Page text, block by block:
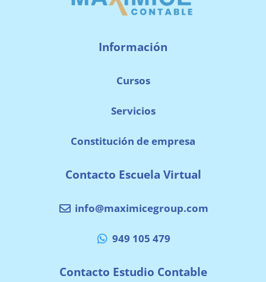
Información
Cursos
Servicios
Constitución de empresa
Contacto Escuela Virtual
info@maximicegroup.com
949 105 479
Contacto Estudio Contable